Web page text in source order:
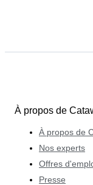
À propos de
À propos de
Nos experts
Offres
Presse